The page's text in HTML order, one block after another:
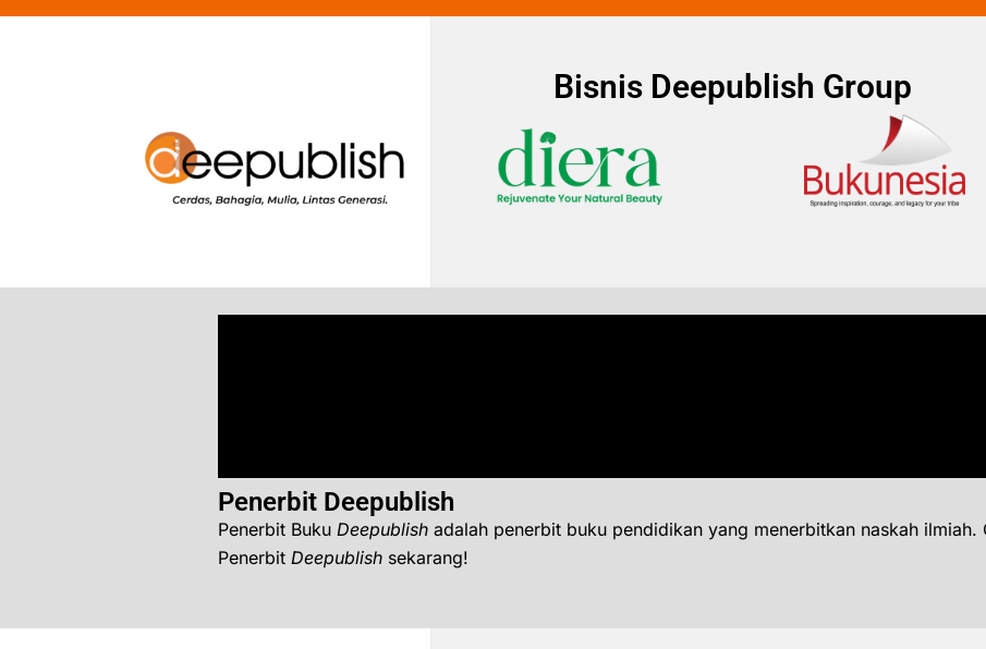
Bisnis Deepublish Group
Penerbit Deepublish
Penerbit Buku Deepublish adalah penerbit buku pendidikan yang menerbitkan naskah ilmiah.
Penerbit Deepublish sekarang!